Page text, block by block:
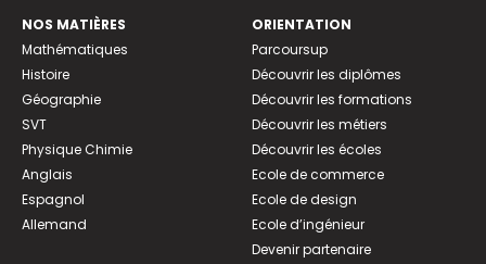
NOS MATIÈRES
Mathématiques
Histoire
Géographie
SVT
Physique Chimie
Anglais
Espagnol
Allemand
ORIENTATION
Parcoursup
Découvrir les diplômes
Découvrir les formations
Découvrir les métiers
Découvrir les écoles
Ecole de commerce
Ecole de design
Ecole d’ingénieur
Devenir partenaire